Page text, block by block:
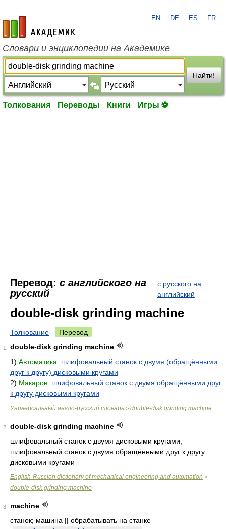
academic.ru
EN DE ES FR
Словари и энциклопедии на Академике
Найти!
Толкования Переводы Книги Игры ⚽
Перевод: с английского на
русский
с русского на
английский
double-disk grinding machine
Толкование Перевод
1
double-disk grinding machine
1) Автоматика: шлифовальный станок с двумя (обращёнными
друг к другу) дисковыми кругами
2) Макаров: шлифовальный станок с двумя обращёнными друг
к другу дисковыми кругами
Универсальный англо-русский словарь > double-disk grinding machine
2
double-disk grinding machine
шлифовальный станок с двумя дисковыми кругами,
шлифовальный станок с двумя обращёнными друг к другу
дисковыми кругами
English-Russian dictionary of mechanical engineering and automation >
double-disk grinding machine
3
machine
станок; машина || обрабатывать на станке